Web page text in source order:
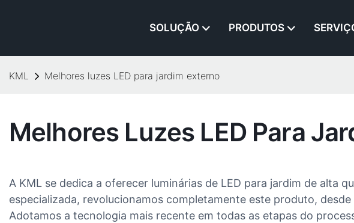
SOLUÇÃO PRODUTOS
KML Melhores luzes LED para jardim externo
Melhores Luzes LED Para
A KML se dedica a oferecer luminárias de LED para jardim de alta
especializada, revolucionamos completamente este produto,
Adotamos a tecnologia mais recente em todas as etapas do